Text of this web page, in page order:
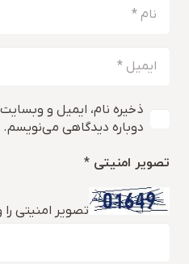
ذخیره نام، ایمیل و
دوباره دیدگاهی می‌نویسم.
تصویر امنیتی *
تصویر امنیتی را